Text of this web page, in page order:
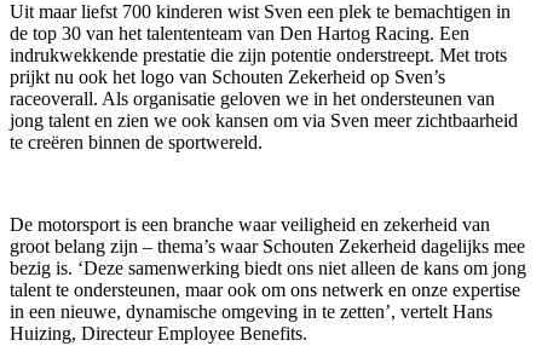
Uit maar liefst 700 kinderen wist Sven een plek te bemachtigen in
de top 30 van het talententeam van Den Hartog Racing. Een
indrukwekkende prestatie die zijn potentie onderstreept. Met trots
prijkt nu ook het logo van Schouten Zekerheid op Sven’s
raceoverall. Als organisatie geloven we in het ondersteunen van
jong talent en zien we ook kansen om via Sven meer zichtbaarheid
te creëren binnen de sportwereld.
De motorsport is een branche waar veiligheid en zekerheid van
groot belang zijn – thema’s waar Schouten Zekerheid dagelijks mee
bezig is. ‘Deze samenwerking biedt ons niet alleen de kans om jong
talent te ondersteunen, maar ook om ons netwerk en onze expertise
in een nieuwe, dynamische omgeving in te zetten’, vertelt Hans
Huizing, Directeur Employee Benefits.